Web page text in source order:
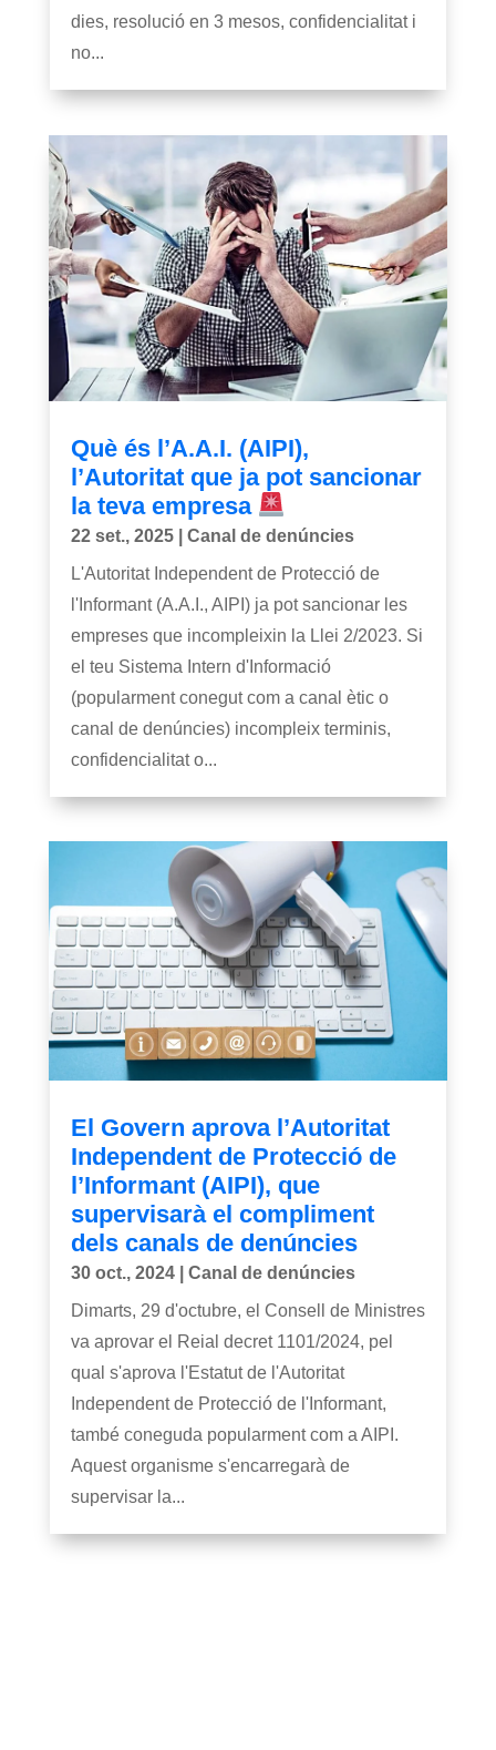
dies, resolució en 3 mesos, confidencialitat i
no...
Què és l’A.A.I. (AIPI),
l’Autoritat que ja pot sancionar
la teva empresa
22 set., 2025| Canal de denúncies
L'Autoritat Independent de Protecció de
l'Informant (A.A.I., AIPI) ja pot sancionar les
empreses que incompleixin la Llei 2/2023. Si
el teu Sistema Intern d'Informació
(popularment conegut com a canal ètic o
canal de denúncies) incompleix terminis,
confidencialitat o...
El Govern aprova l’Autoritat
Independent de Protecció de
l’Informant (AIPI), que
supervisarà el compliment
dels canals de denúncies
30 oct., 2024| Canal de denúncies
Dimarts, 29 d'octubre, el Consell de Ministres
va aprovar el Reial decret 1101/2024, pel
qual s'aprova l'Estatut de l'Autoritat
Independent de Protecció de l'Informant,
també coneguda popularment com a AIPI.
Aquest organisme s'encarregarà de
supervisar la...